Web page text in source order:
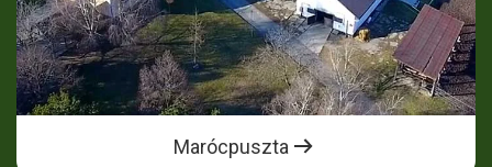
Marócpuszta